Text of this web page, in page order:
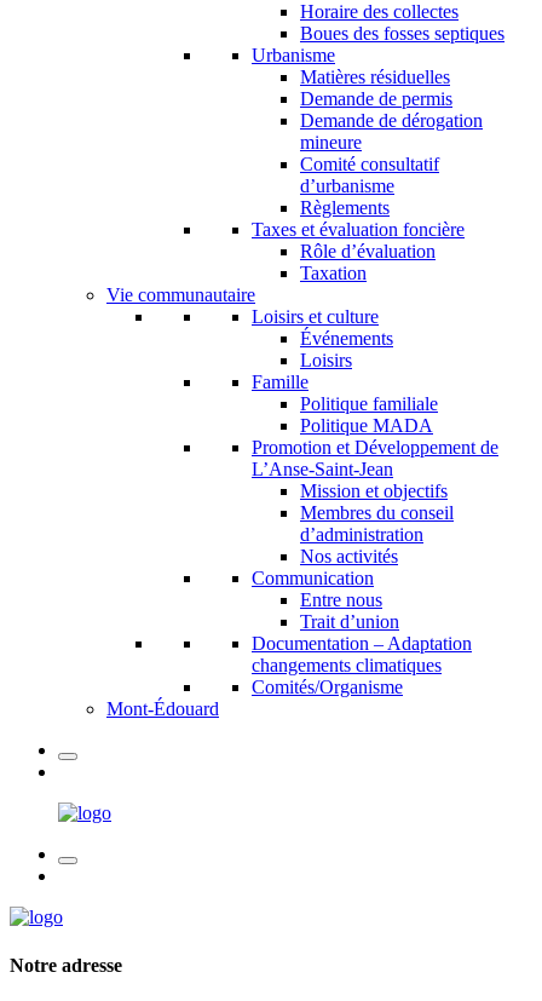
Horaire des collectes
Boues des fosses septiques
Urbanisme
Matières résiduelles
Demande de permis
Demande de dérogation
mineure
Comité consultatif
d’urbanisme
Règlements
Taxes et évaluation foncière
Rôle d’évaluation
Taxation
Vie communautaire
Loisirs et culture
Événements
Loisirs
Famille
Politique familiale
Politique MADA
Promotion et Développement de
L’Anse-Saint-Jean
Mission et objectifs
Membres du conseil
d’administration
Nos activités
Communication
Entre nous
Trait d’union
Documentation – Adaptation
changements climatiques
Comités/Organisme
Mont-Édouard
Notre adresse